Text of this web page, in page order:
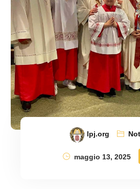
lpj.org
maggio 13, 2025